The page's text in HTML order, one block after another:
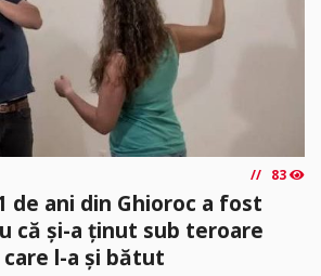
83
de ani din Ghioroc a fost
că și-a ținut sub teroare
l-a și bătut